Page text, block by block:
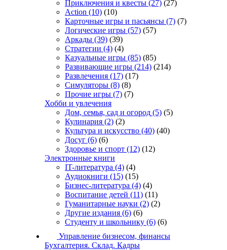
Приключения и квесты (27) (27)
Action (10) (10)
Карточные игры и пасьянсы (7) (7)
Логические игры (57) (57)
Аркады (39) (39)
Стратегии (4) (4)
Казуальные игры (85) (85)
Развивающие игры (214) (214)
Развлечения (17) (17)
Симуляторы (8) (8)
Прочие игры (7) (7)
Хобби и увлечения
Дом, семья, сад и огород (5) (5)
Кулинария (2) (2)
Культура и искусство (40) (40)
Досуг (6) (6)
Здоровье и спорт (12) (12)
Электронные книги
IT-литература (4) (4)
Аудиокниги (15) (15)
Бизнес-литература (4) (4)
Воспитание детей (11) (11)
Гуманитарные науки (2) (2)
Другие издания (6) (6)
Студенту и школьнику (6) (6)
Управление бизнесом, финансы
Бухгалтерия. Склад. Кадры